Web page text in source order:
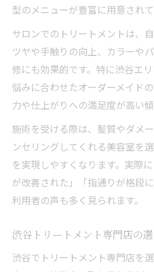
ット
予算内でトリートメン
び
髪質改善を目指す女性必見
由
渋谷の美容室で叶う
美容室選びで髪質改善
ト
解説
渋谷美容室で選ぶおす
型のメニューが豊富に用意されて
サロンでのトリートメントは、
ツヤや手触りの向上、カラーや
修にも効果的です。特に渋谷エ
悩みに合わせたオーダーメイド
力や仕上がりへの満足度が高い傾
施術を受ける際は、髪質やダメ
ンセリングしてくれる美容室を
を実現しやすくなります。実際
が改善された」「指通りが格段
利用者の声も多く見られます。
渋谷トリートメント専門店の
渋谷でトリートメント専門店を